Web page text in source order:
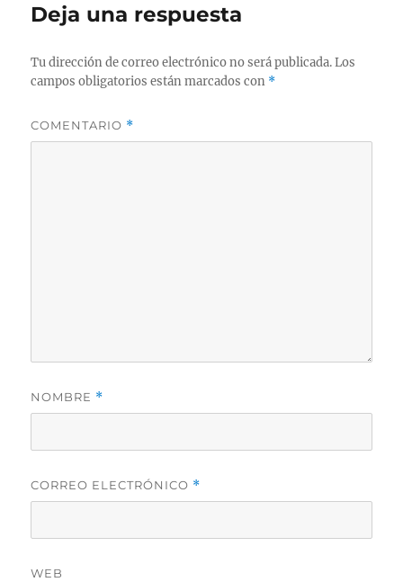
Deja una respuesta
Tu dirección de correo electrónico no será publicada. Los
campos obligatorios están marcados con *
COMENTARIO *
NOMBRE *
CORREO ELECTRÓNICO *
WEB